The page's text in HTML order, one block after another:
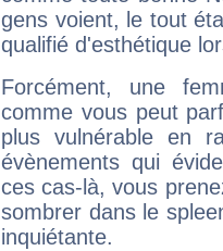
gens voient, le tout
qualifié d'esthétique
Forcément, une
comme vous peut
plus vulnérable en
évènements qui
ces cas-là, vous
sombrer dans le
inquiétante.